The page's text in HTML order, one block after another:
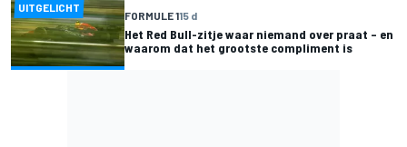
UITGELICHT
FORMULE 115 d
Het Red Bull-zitje waar niemand over praat – en
waarom dat het grootste compliment is